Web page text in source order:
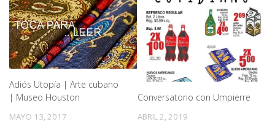
Adiós Utopía | Arte cubano
| Museo Houston
MAYO 13, 2017
Conversatorio con Umpierre
ABRIL 2, 2019